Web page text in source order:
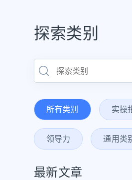
探索类别
所有类别 实操
领导力 通用类
最新文章